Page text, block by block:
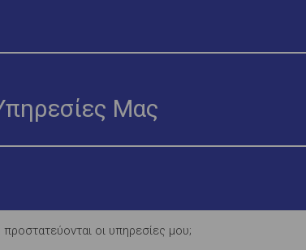
Μας
οι υπηρεσίες μου;